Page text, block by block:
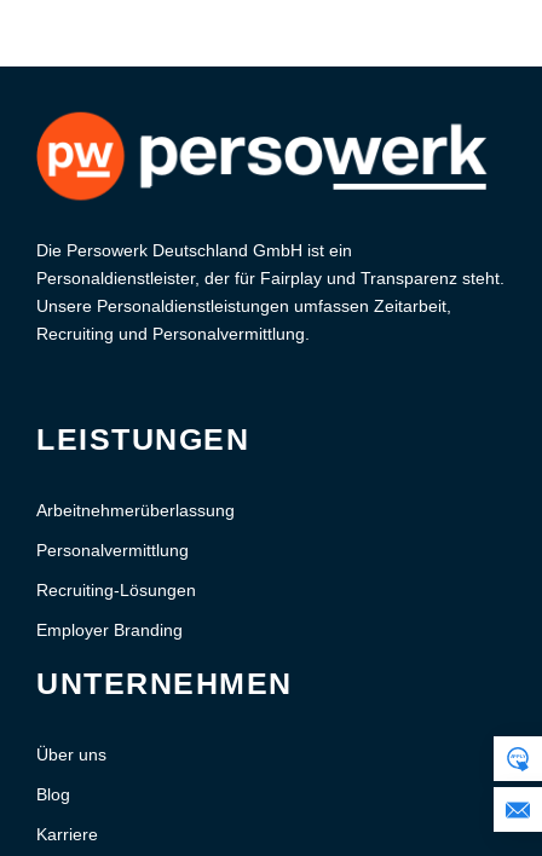
Die Persowerk Deutschland GmbH ist ein
Personaldienstleister, der für Fairplay und Transparenz steht.
Unsere Personaldienstleistungen umfassen Zeitarbeit,
Recruiting und Personalvermittlung.
LEISTUNGEN
Arbeitnehmerüberlassung
Personalvermittlung
Recruiting-Lösungen
Employer Branding
UNTERNEHMEN
Über uns
Blog
Karriere